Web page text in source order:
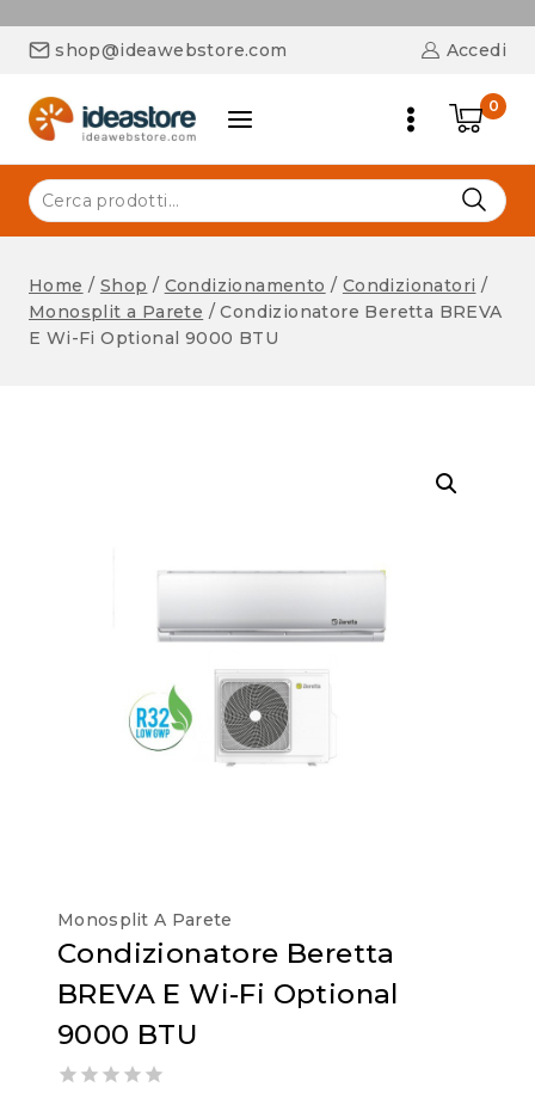
shop@ideawebstore.com Accedi
0
Home / Shop / Condizionamento / Condizionatori /
Monosplit a Parete / Condizionatore Beretta BREVA
E Wi-Fi Optional 9000 BTU
Monosplit A Parete
Condizionatore Beretta
BREVA E Wi-Fi Optional
9000 BTU